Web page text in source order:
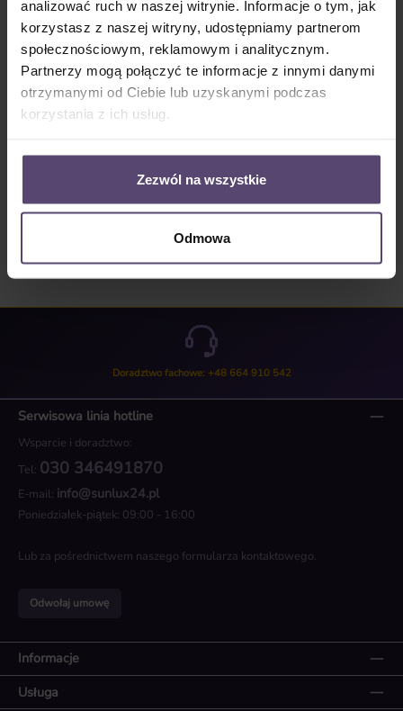
analizować ruch w naszej witrynie. Informacje o tym, jak
korzystasz z naszej witryny, udostępniamy partnerom
społecznościowym, reklamowym i analitycznym.
Partnerzy mogą połączyć te informacje z innymi danymi
otrzymanymi od Ciebie lub uzyskanymi podczas
korzystania z ich usług.
Zezwól na wszystkie
Odmowa
Opis
• Informacje o tkaninie 8685: • 48% Odbicie • 35%
Absorpcja • 17% Przepuszczalność światła • półprzez…
Opinie/Recenzje
Doradztwo fachowe: +48 664 910 542
Serwisowa linia hotline
Wsparcie i doradztwo:
Tel: 030 346491870
E-mail: info@sunlux24.pl
Poniedziałek-piątek: 09:00 - 16:00
Lub za pośrednictwem naszego formularza kontaktowego.
Odwołaj umowę
Informacje
Usługa